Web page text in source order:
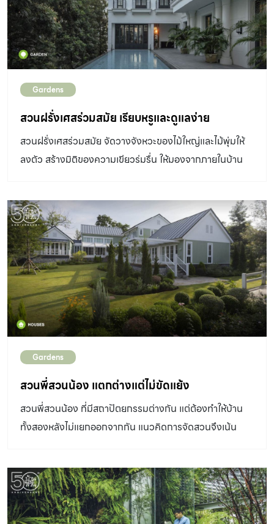
Gardens
สวนฝรั่งเศสร่วมสมัย เรียบหรูและดูแลง่าย
สวนฝรั่งเศสร่วมสมัย จัดวางจังหวะของไม้ใหญ่และไม้พุ่มให้
ลงตัว สร้างมิติของความเขียวร่มรื่น ให้มองจากภายในบ้าน
Gardens
สวนพี่สวนน้อง แตกต่างแต่ไม่ขัดแย้ง
สวนพี่สวนน้อง ที่มีสถาปัตยกรรมต่างกัน แต่ต้องทำให้บ้าน
ทั้งสองหลังไม่แยกออกจากกัน แนวคิดการจัดสวนจึงเน้น